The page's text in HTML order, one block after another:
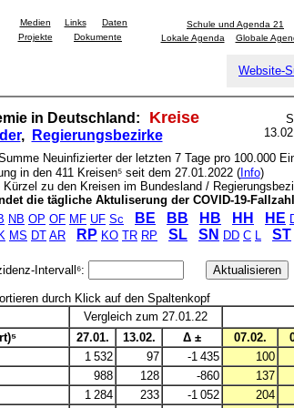
Medien Links
Daten
Projekte
Dokumente
Schule und Agenda 21
Lokale Agenda
Globale
Website-
in Deutschland: Kreise
, Regierungsbezirke
Neuinfizierter der letzten 7 Tage pro 100.000
in den 411 Kreisen⁵ seit dem 27.01.2022 (Info)
zu den Kreisen im Bundesland /
die tägliche Aktuliserung der COVID-19-
NB OP OF MF UF Sc BE BB HB HH HE
K MS DT AR RP KO TR RP SL SN DD C L ST
Intervall⁶:
durch Klick auf den Spaltenkopf
Vergleich zum 27.01.22
27.01. 13.02. Δ ± 07.02.
1 532 97 -1 435 100
988 128 -860 137
1 284 233 -1 052 204